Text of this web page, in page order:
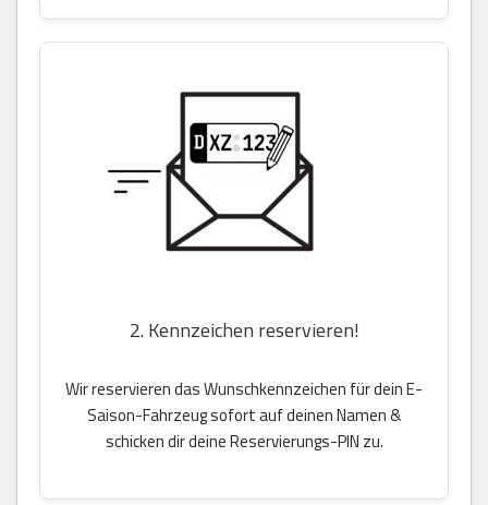
2. Kennzeichen reservieren!
Wir reservieren das Wunschkennzeichen für dein E-
Saison-Fahrzeug sofort auf deinen Namen &
schicken dir deine Reservierungs-PIN zu.